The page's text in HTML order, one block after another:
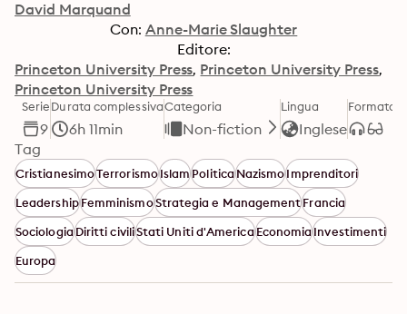
David Marquand
Con: Anne-Marie Slaughter
Editore:
Princeton University Press Princeton University Press
Princeton University Press
Serie
9
Durata complessiva
6h 11min
Categoria
Non-fiction
Lingua
Inglese
Formato
Tag
CristianesimoTerrorismoIslamPoliticaNazismoImprenditori
LeadershipFemminismoStrategia e ManagementFrancia
SociologiaDiritti civiliStati Uniti d'AmericaEconomiaInvestimenti
Europa